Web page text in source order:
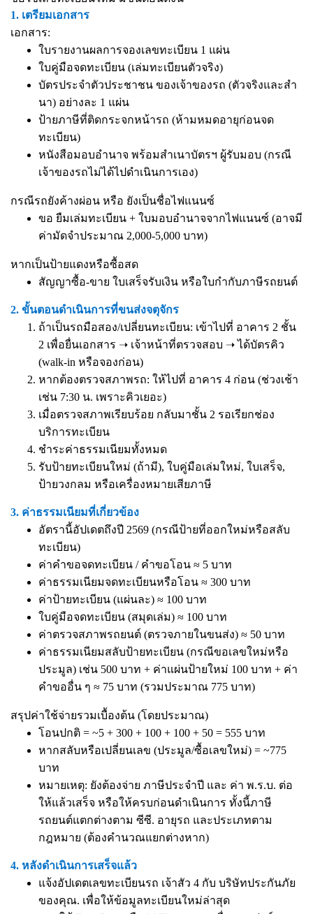
1. เตรียมเอกสาร
เอกสาร:
ใบรายงานผลการจองเลขทะเบียน 1 แผ่น
ใบคู่มือจดทะเบียน (เล่มทะเบียนตัวจริง)
บัตรประจำตัวประชาชน ของเจ้าของรถ (ตัวจริงและสำ
นา) อย่างละ 1 แผ่น
ป้ายภาษีที่ติดกระจกหน้ารถ (ห้ามหมดอายุก่อนจด
ทะเบียน)
หนังสือมอบอำนาจ พร้อมสำเนาบัตรฯ ผู้รับมอบ (กรณี
เจ้าของรถไม่ได้ไปดำเนินการเอง)
กรณีรถยังค้างผ่อน หรือ ยังเป็นชื่อไฟแนนซ์
ขอ ยืมเล่มทะเบียน + ใบมอบอำนาจจากไฟแนนซ์ (อาจมี
ค่ามัดจำประมาณ 2,000-5,000 บาท)
หากเป็นป้ายแดงหรือซื้อสด
สัญญาซื้อ-ขาย ใบเสร็จรับเงิน หรือใบกำกับภาษีรถยนต์
2. ขั้นตอนดำเนินการที่ขนส่งจตุจักร
ถ้าเป็นรถมือสอง/เปลี่ยนทะเบียน: เข้าไปที่ อาคาร 2 ชั้น
2 เพื่อยื่นเอกสาร ➝ เจ้าหน้าที่ตรวจสอบ ➝ ได้บัตรคิว
(walk-in หรือจองก่อน)
หากต้องตรวจสภาพรถ: ให้ไปที่ อาคาร 4 ก่อน (ช่วงเช้า
เช่น 7:30 น. เพราะคิวเยอะ)
เมื่อตรวจสภาพเรียบร้อย กลับมาชั้น 2 รอเรียกช่อง
บริการทะเบียน
ชำระค่าธรรมเนียมทั้งหมด
รับป้ายทะเบียนใหม่ (ถ้ามี), ใบคู่มือเล่มใหม่, ใบเสร็จ,
ป้ายวงกลม หรือเครื่องหมายเสียภาษี
3. ค่าธรรมเนียมที่เกี่ยวข้อง
อัตรานี้อัปเดตถึงปี 2569 (กรณีป้ายที่ออกใหม่หรือสลับ
ทะเบียน)
ค่าคำขอจดทะเบียน / คำขอโอน ≈ 5 บาท
ค่าธรรมเนียมจดทะเบียนหรือโอน ≈ 300 บาท
ค่าป้ายทะเบียน (แผ่นละ) ≈ 100 บาท
ใบคู่มือจดทะเบียน (สมุดเล่ม) ≈ 100 บาท
ค่าตรวจสภาพรถยนต์ (ตรวจภายในขนส่ง) ≈ 50 บาท
ค่าธรรมเนียมสลับป้ายทะเบียน (กรณีขอเลขใหม่หรือ
ประมูล) เช่น 500 บาท + ค่าแผ่นป้ายใหม่ 100 บาท + ค่า
คำขออื่น ๆ ≈ 75 บาท (รวมประมาณ 775 บาท)
สรุปค่าใช้จ่ายรวมเบื้องต้น (โดยประมาณ)
โอนปกติ = ~5 + 300 + 100 + 100 + 50 = 555 บาท
หากสลับหรือเปลี่ยนเลข (ประมูล/ซื้อเลขใหม่) = ~775
บาท
หมายเหตุ: ยังต้องจ่าย ภาษีประจำปี และ ค่า พ.ร.บ. ต่อ
ให้แล้วเสร็จ หรือให้ครบก่อนดำเนินการ ทั้งนี้ภาษี
รถยนต์แตกต่างตาม ซีซี. อายุรถ และประเภทตาม
กฎหมาย (ต้องคำนวณแยกต่างหาก)
4. หลังดำเนินการเสร็จแล้ว
แจ้งอัปเดตเลขทะเบียนรถ เจ้าสัว 4 กับ บริษัทประกันภัย
ของคุณ. เพื่อให้ข้อมูลทะเบียนใหม่ล่าสุด